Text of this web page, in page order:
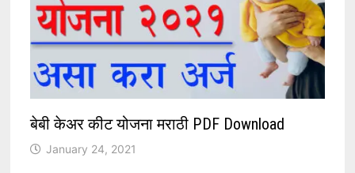
बेबी केअर कीट योजना मराठी PDF Download
January 24, 2021